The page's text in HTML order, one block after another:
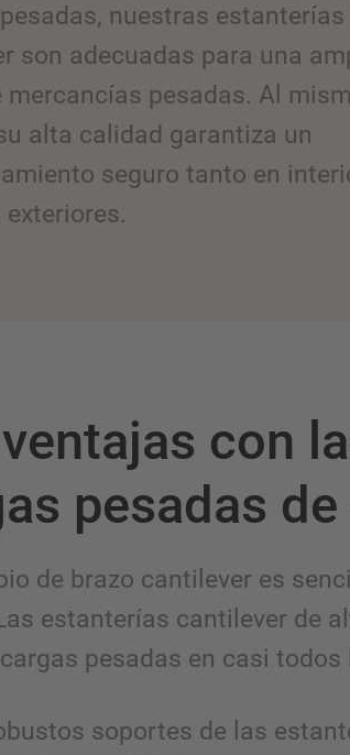
nuestras estanterías
son adecuadas para una
mercancías pesadas. Al
alta calidad garantiza un
seguro tanto en
exteriores.
con
pesadas de
de brazo cantilever es
estanterías cantilever de
cargas pesadas en casi
soportes de las